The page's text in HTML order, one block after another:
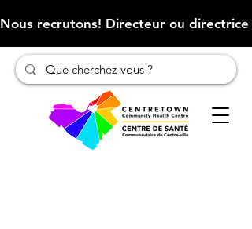
Nous recrutons! Directeur ou